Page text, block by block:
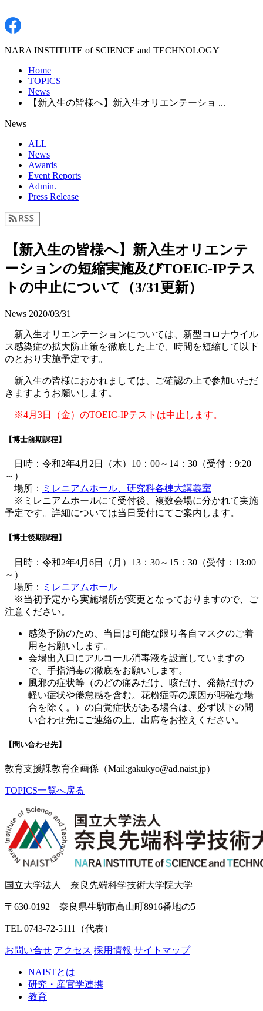
NARA INSTITUTE of SCIENCE and TECHNOLOGY
Home
TOPICS
News
【新入生の皆様へ】新⼊⽣オリエンテーショ ...
News
ALL
News
Awards
Event Reports
Admin.
Press Release
【新入生の皆様へ】新⼊⽣オリエンテ
ーションの短縮実施及びTOEIC-IPテス
トの中止について（3/31更新）
News 2020/03/31
新入生オリエンテーションについては、新型コロナウイル
ス感染症の拡大防止策を徹底した上で、時間を短縮して以下
のとおり実施予定です。
新入生の皆様におかれましては、ご確認の上で参加いただ
きますようお願いします。
※4月3日（金）のTOEIC-IPテストは中止します。
【博士前期課程】
日時：令和2年4月2日（木）10：00～14：30（受付：9:20
～）
場所：
ミレニアムホール、研究科各棟大講義室
※ミレニアムホールにて受付後、複数会場に分かれて実施
予定です。詳細については当日受付にてご案内します。
【博士後期課程】
日時：令和2年4月6日（月）13：30～15：30（受付：13:00
～）
場所：
ミレニアムホール
※当初予定から実施場所が変更となっておりますので、ご
注意ください。
感染予防のため、当日は可能な限り各自マスクのご着
用をお願いします。
会場出入口にアルコール消毒液を設置していますの
で、手指消毒の徹底をお願いします。
風邪の症状等（のどの痛みだけ、咳だけ、発熱だけの
軽い症状や倦怠感を含む。花粉症等の原因が明確な場
合を除く。）の自覚症状がある場合は、必ず以下の問
い合わせ先にご連絡の上、出席をお控えください。
【問い合わせ先】
教育支援課教育企画係（Mail:gakukyo@ad.naist.jp）
TOPICS一覧へ戻る
国立大学法人 奈良先端科学技術大学院大学
〒630-0192 奈良県生駒市高山町8916番地の5
TEL 0743-72-5111（代表）
お問い合せ アクセス 採用情報 サイトマップ
NAISTとは
研究・産官学連携
教育